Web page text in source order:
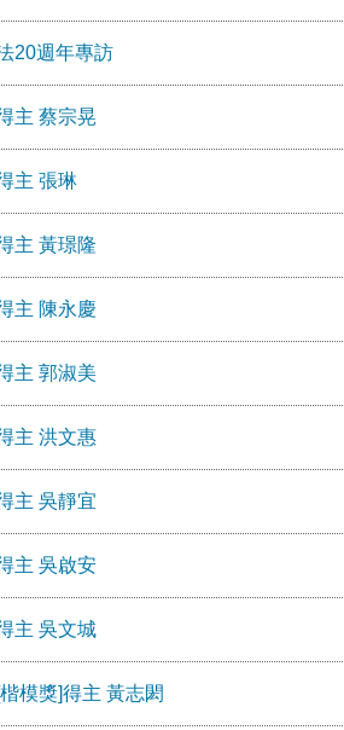
20週年專訪
主 蔡宗晃
主 張琳
主 黃璟隆
主 陳永慶
主 郭淑美
主 洪文惠
主 吳靜宜
主 吳啟安
主 吳文城
模獎]得主 黃志閎